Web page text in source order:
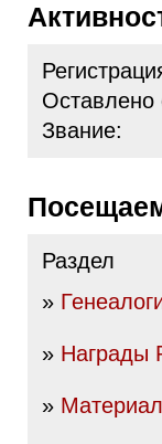
Оставлено
Звание:
Раздел
»
» Награды
»